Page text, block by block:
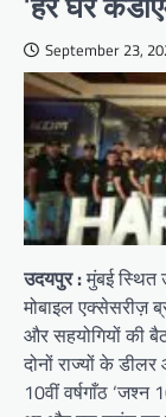
September 23,
उदयपुर :मुंबई स्थित
मोबाइल एक्सेसरीज़
और सहयोगियों की
दोनों राज्यों के
10वीं वर्षगाँठ